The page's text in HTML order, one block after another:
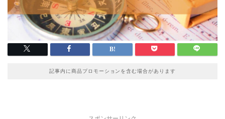
記事内に商品プロモーションを含む場合があります